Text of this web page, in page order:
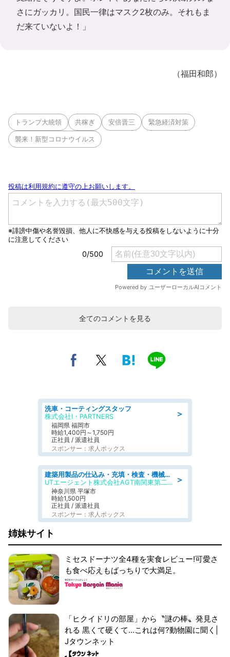
さにガッカリ。国民一律はマスク2枚のみ。それもま
だ来ていないよ！」
（福田和郎）
トランプ大統領 共稼ぎ 安倍晋三 緊急経済対策
襲来！新型コロナウイルス
全てのコメントを見る
＞
洗車・コーティングスタッフ
株式会社I・PARTNERS
福岡県 福岡市
時給1,400円～1,750円
正社員 / 派遣社員
スポンサー：求人ボックス
＞
建築用製品の仕込み・充填・検査・機械操作/寮完備/日払い/工場・製造
UTエージェント株式会社AGT南関東第二CU
神奈川県 平塚市
時給1,500円
正社員 / 派遣社員
スポンサー：求人ボックス
姉妹サイト
ミセスドーナツ全4種を実食レビュー!可愛さ
も食べ応えもばっちりで大満足。
「ヒクイドリの部屋」から〝謎の棒〟発見さ
れる 黒くて硬くて...これは何?動物園に聞く|
Jタウンネット